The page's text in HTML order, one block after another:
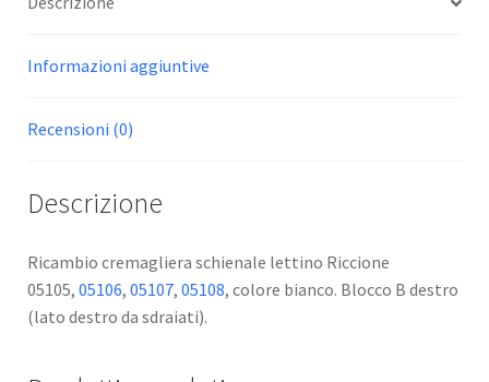
Informazioni aggiuntive
Recensioni (0)
Descrizione
Ricambio cremagliera schienale lettino Riccione
05105, 05106, 05107, 05108, colore bianco. Blocco B destro
(lato destro da sdraiati).